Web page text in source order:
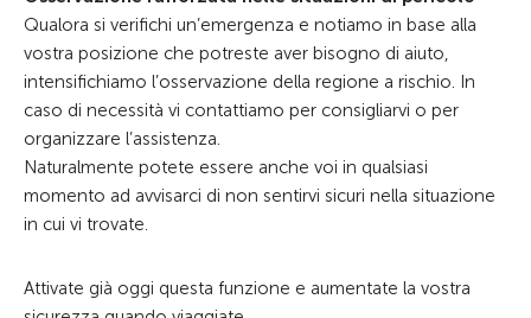
Qualora si verifichi un’emergenza e notiamo in base alla
vostra posizione che potreste aver bisogno di aiuto,
intensifichiamo l’osservazione della regione a rischio. In
caso di necessità vi contattiamo per consigliarvi o per
organizzare l’assistenza.
Naturalmente potete essere anche voi in qualsiasi
momento ad avvisarci di non sentirvi sicuri nella situazione
in cui vi trovate.
Attivate già oggi questa funzione e aumentate la vostra